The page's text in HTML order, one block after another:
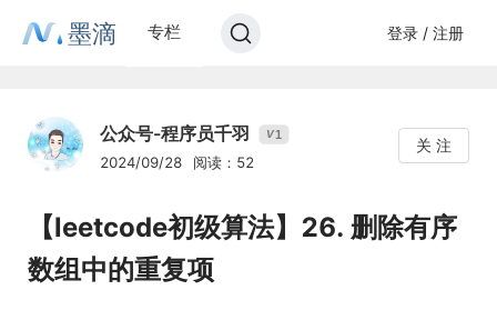
墨滴 专栏 登录 / 注册
公众号-程序员千羽 V1
2024/09/28 阅读：52
关 注
【leetcode初级算法】26. 删除有序
数组中的重复项